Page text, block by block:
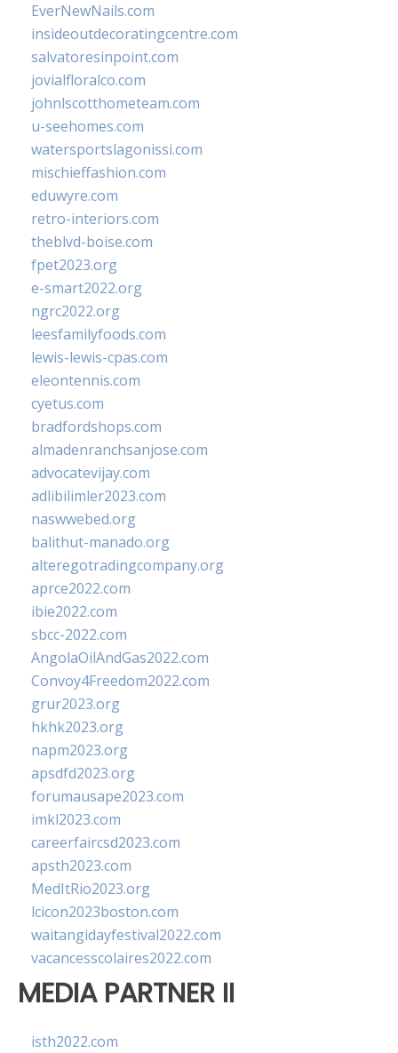
EverNewNails.com
insideoutdecoratingcentre.com
salvatoresinpoint.com
jovialfloralco.com
johnlscotthometeam.com
u-seehomes.com
watersportslagonissi.com
mischieffashion.com
eduwyre.com
retro-interiors.com
theblvd-boise.com
fpet2023.org
e-smart2022.org
ngrc2022.org
leesfamilyfoods.com
lewis-lewis-cpas.com
eleontennis.com
cyetus.com
bradfordshops.com
almadenranchsanjose.com
advocatevijay.com
adlibilimler2023.com
naswwebed.org
balithut-manado.org
alteregotradingcompany.org
aprce2022.com
ibie2022.com
sbcc-2022.com
AngolaOilAndGas2022.com
Convoy4Freedom2022.com
grur2023.org
hkhk2023.org
napm2023.org
apsdfd2023.org
forumausape2023.com
imkl2023.com
careerfaircsd2023.com
apsth2023.com
MedItRio2023.org
lcicon2023boston.com
waitangidayfestival2022.com
vacancesscolaires2022.com
MEDIA PARTNER II
isth2022.com